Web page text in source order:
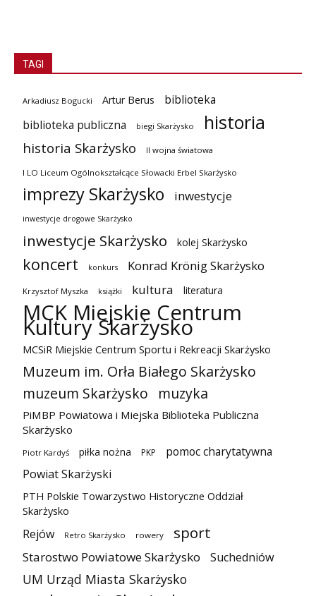
TAGI
Arkadiusz Bogucki Artur Berus
biblioteka
biblioteka publiczna
biegi Skarżysko historia
historia Skarżysko II wojna światowa
I LO Liceum Ogólnokształcące Słowacki Erbel Skarżysko
imprezy Skarżysko inwestycje
inwestycje drogowe Skarżysko
inwestycje Skarżysko kolej Skarżysko
koncert konkurs Konrad Krönig Skarżysko
Krzysztof Myszka książki kultura literatura
MCK Miejskie Centrum
Kultury Skarżysko
MCSiR Miejskie Centrum Sportu i Rekreacji Skarżysko
Muzeum im. Orła Białego Skarżysko
muzeum Skarżysko
muzyka
PiMBP Powiatowa i Miejska Biblioteka Publiczna
Skarżysko
Piotr Kardyś piłka nożna PKP
pomoc charytatywna
Powiat Skarżyski
PTH Polskie Towarzystwo Historyczne Oddział
Skarżysko
Rejów Retro Skarżysko rowery sport
Starostwo Powiatowe Skarżysko Suchedniów
UM Urząd Miasta Skarżysko